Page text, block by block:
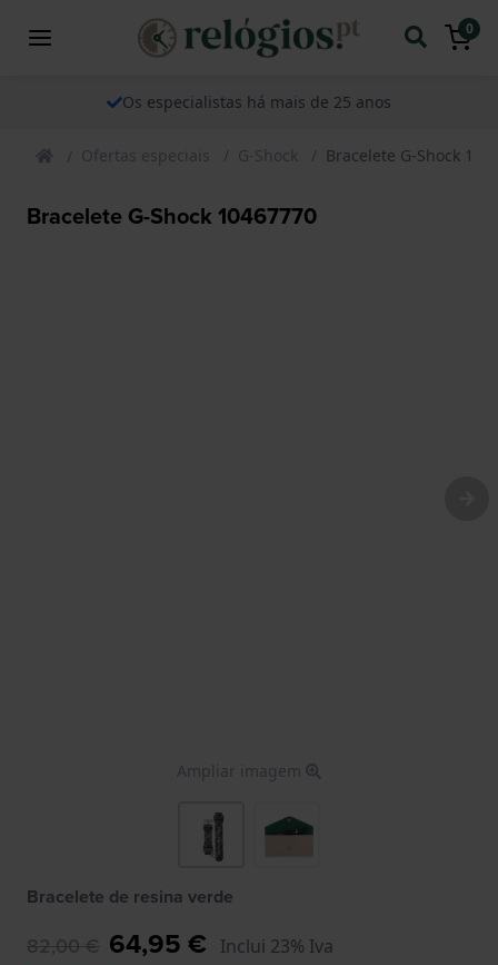
0
Os especialistas há mais de 25 anos
Ofertas especiais G-Shock Bracelete G-Shock
Bracelete G-Shock 10467770
Ampliar imagem
Bracelete de resina verde
82,00 € 64,95 € Inclui 23% Iva